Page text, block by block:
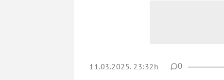
11.03.2025. 23:32h 0